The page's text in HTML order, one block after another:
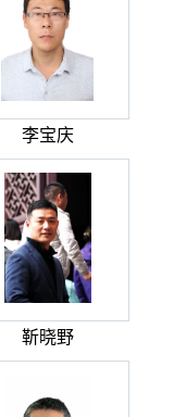
李宝庆
靳晓野